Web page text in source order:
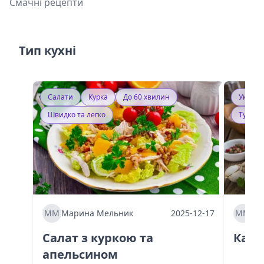
Тип кухні
Салати Курка
До 60 хвилин
Швидко та легко
ММ Марина Мельник 2025-12-17
Салат з куркою та
апельсином
ММ